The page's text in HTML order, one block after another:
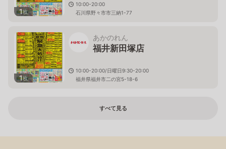
1枚
10:00-20:00
石川県野々市市三納1-77
1枚
あかのれん
福井新田塚店
10:00-20:00/日曜日9:30-20:00
福井県福井市二の宮5-18-6
すべて見る